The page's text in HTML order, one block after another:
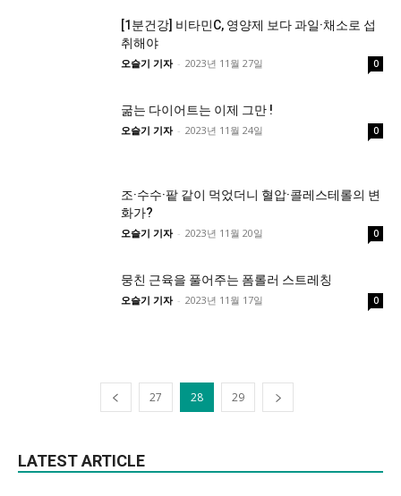
[1분건강] 비타민C, 영양제 보다 과일·채소로 섭
취해야
오슬기 기자 - 2023년 11월 27일 0
굶는 다이어트는 이제 그만 !
오슬기 기자 - 2023년 11월 24일 0
조·수수·팥 같이 먹었더니 혈압·콜레스테롤의 변
화가?
오슬기 기자 - 2023년 11월 20일 0
뭉친 근육을 풀어주는 폼롤러 스트레칭
오슬기 기자 - 2023년 11월 17일 0
27 28 29
LATEST ARTICLE